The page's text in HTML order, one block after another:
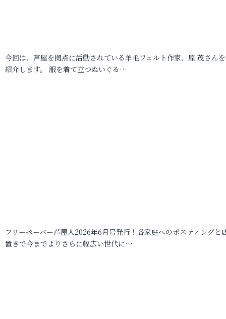
今回は、芦屋を拠点に活動されている羊毛フェルト作家、原 茂さん
紹介します。 服を着て立つぬいぐる…
フリーペーパー芦屋人2026年6月号発行！各家庭へのポスティングと
置きで今までよりさらに幅広い世代に…